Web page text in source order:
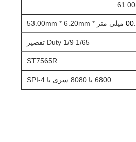
میلی متر * 53.00mm * 6.20mm
1/65 Duty 1/9 تقصیر
ST7565R
6800 یا 8080 سری یا SPI-4